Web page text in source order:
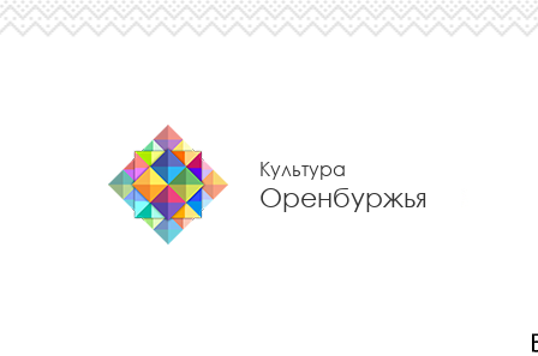
Культура
Оренбуржья